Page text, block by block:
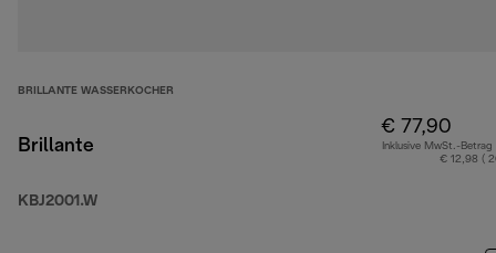
BRILLANTE WASSERKOCHER
Brillante
KBJ2001.W
€ 77,90
Inklusive MwSt.-Betrag
€ 12,98 (